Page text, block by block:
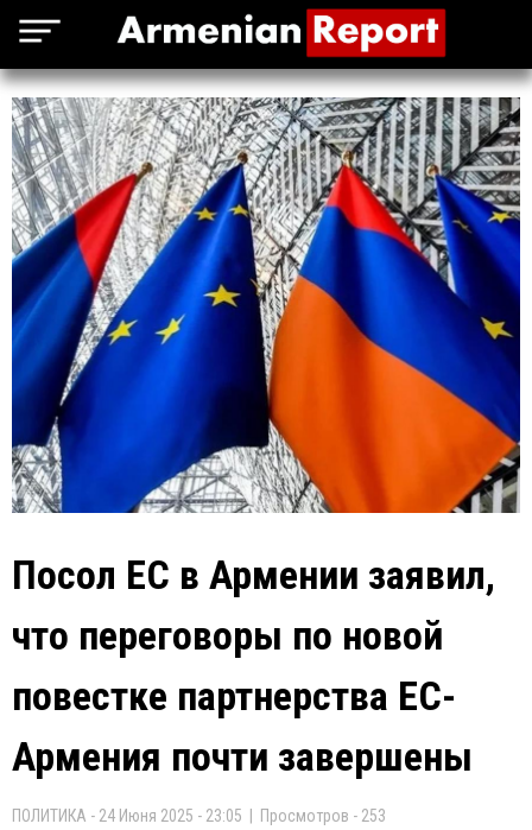
Посол ЕС в Армении заявил,
что переговоры по новой
повестке партнерства ЕС-
Армения почти завершены
ПОЛИТИКА - 24 Июня 2025 - 23:05 | Просмотров - 253